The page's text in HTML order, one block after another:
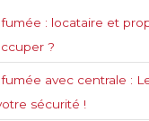
: locataire et
?
avec centrale :
sécurité !